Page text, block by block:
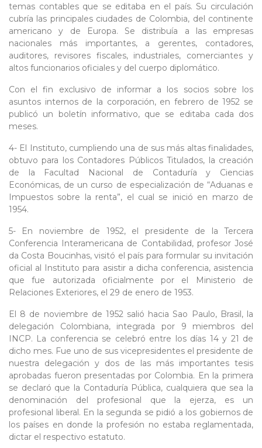
temas contables que se editaba en el país. Su circulación
cubría las principales ciudades de Colombia, del continente
americano y de Europa. Se distribuía a las empresas
nacionales más importantes, a gerentes, contadores,
auditores, revisores fiscales, industriales, comerciantes y
altos funcionarios oficiales y del cuerpo diplomático.
Con el fin exclusivo de informar a los socios sobre los
asuntos internos de la corporación, en febrero de 1952 se
publicó un boletín informativo, que se editaba cada dos
meses.
4- El Instituto, cumpliendo una de sus más altas finalidades,
obtuvo para los Contadores Públicos Titulados, la creación
de la Facultad Nacional de Contaduría y Ciencias
Económicas, de un curso de especialización de “Aduanas e
Impuestos sobre la renta”, el cual se inició en marzo de
1954.
5- En noviembre de 1952, el presidente de la Tercera
Conferencia Interamericana de Contabilidad, profesor José
da Costa Boucinhas, visitó el país para formular su invitación
oficial al Instituto para asistir a dicha conferencia, asistencia
que fue autorizada oficialmente por el Ministerio de
Relaciones Exteriores, el 29 de enero de 1953.
El 8 de noviembre de 1952 salió hacia Sao Paulo, Brasil, la
delegación Colombiana, integrada por 9 miembros del
INCP. La conferencia se celebró entre los días 14 y 21 de
dicho mes. Fue uno de sus vicepresidentes el presidente de
nuestra delegación y dos de las más importantes tesis
aprobadas fueron presentadas por Colombia. En la primera
se declaró que la Contaduría Pública, cualquiera que sea la
denominación del profesional que la ejerza, es un
profesional liberal. En la segunda se pidió a los gobiernos de
los países en donde la profesión no estaba reglamentada,
dictar el respectivo estatuto.